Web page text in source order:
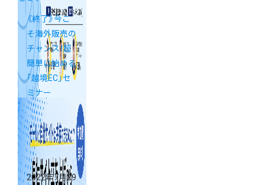
《終了》今こ
そ海外販売の
チャンス！超
簡単に始める
「越境EC」セ
ミナー
2022年7月29